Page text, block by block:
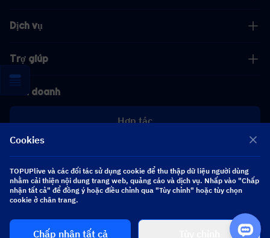
Dịch vụ
Trợ giúp
Kinh doanh
Hợp tác
[email protected]
Theo dõi chúng tôi
Cookies
TOPUPlive và các đối tác sử dụng cookie để thu thập dữ liệu người dùng
nhằm cải thiện nội dung trang web, quảng cáo và dịch vụ. Nhấp vào "Chấp
nhận tất cả" để đồng ý hoặc điều chỉnh qua "Tùy chỉnh" hoặc tùy chọn
cookie ở chân trang.
Chấp nhận tất cả